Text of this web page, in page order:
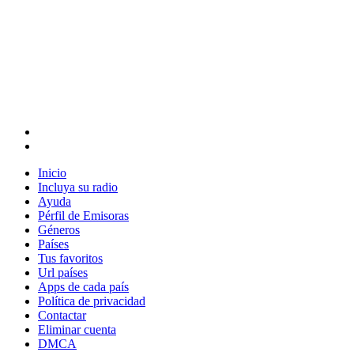
Inicio
Incluya su radio
Ayuda
Pérfil de Emisoras
Géneros
Países
Tus favoritos
Url países
Apps de cada país
Política de privacidad
Contactar
Eliminar cuenta
DMCA